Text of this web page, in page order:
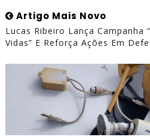
Artigo Mais Novo
Lucas Ribeiro Lança Campanha
Vidas” E Reforça Ações Em